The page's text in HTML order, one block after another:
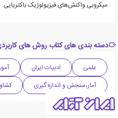
میکروبی واکنش‌های فیزیولوژیک باکتریایی.
دسته بندی های کتاب روش های
علمی ادبیات ایران
آمار،سنجش و اندازه گیری